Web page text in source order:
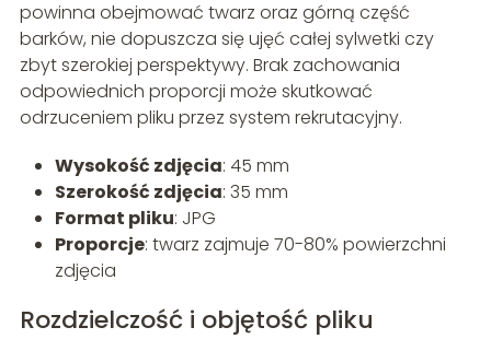
powinna obejmować twarz oraz górną część
barków, nie dopuszcza się ujęć całej sylwetki czy
zbyt szerokiej perspektywy. Brak zachowania
odpowiednich proporcji może skutkować
odrzuceniem pliku przez system rekrutacyjny.
Wysokość zdjęcia: 45 mm
Szerokość zdjęcia: 35 mm
Format pliku: JPG
Proporcje: twarz zajmuje 70-80% powierzchni
zdjęcia
Rozdzielczość i objętość pliku